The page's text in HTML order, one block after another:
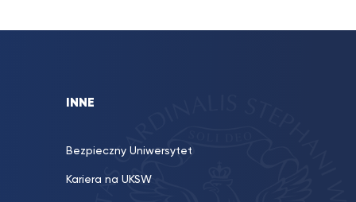
INNE
Bezpieczny Uniwersytet
Kariera na UKSW